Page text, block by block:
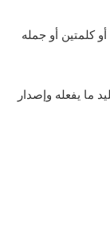
كلمتين أو جمله
ما يفعله وإصدار